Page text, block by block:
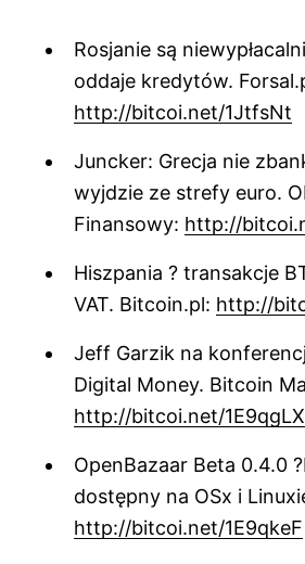
Rosjanie są
oddaje kredytów.
http://bitcoi.net/1JtfsNt
Juncker: Grecja nie
wyjdzie ze strefy euro.
Finansowy: http://
Hiszpania ? transakcje
VAT. Bitcoin.pl: http://
Jeff Garzik na
Digital Money. Bitcoin
http://bitcoi.net/1E9qgLX
OpenBazaar Beta 0.4.0
dostępny na OSx i
http://bitcoi.net/1E9qkeF